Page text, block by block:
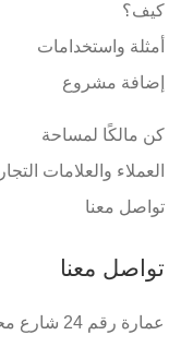
كيف؟
أمثلة واستخدامات
إضافة مشروع
كن مالكًا لمساحة
العملاء والعلامات
تواصل معنا
تواصل معنا
عمارة رقم 24 شارع محمود الموسى عبيدات, عمان, الأردن